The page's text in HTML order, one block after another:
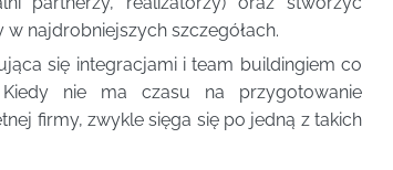
najdrobniejszych szczegółach.
się integracjami i team buildingiem co
nie ma czasu na przygotowanie
firmy, zwykle sięga się po jedną z takich